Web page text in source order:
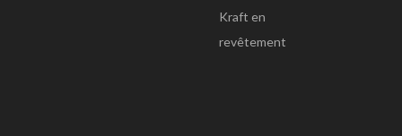
Kraft en
revêtement